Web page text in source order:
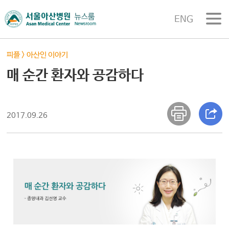
ENG
피플>아산인 이야기
매 순간 환자와 공감하다
2017.09.26